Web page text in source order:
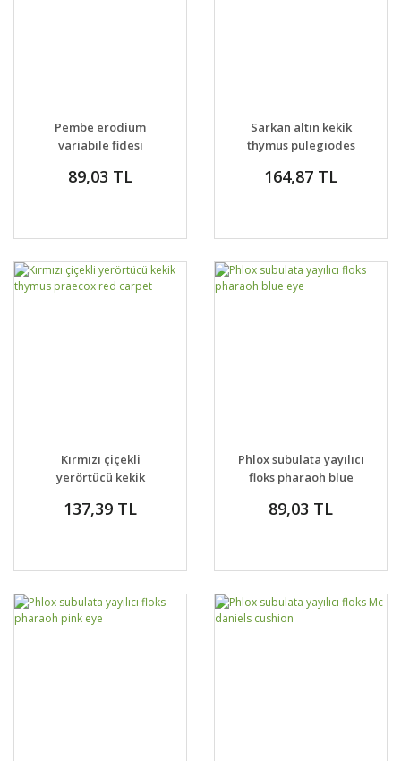
Pembe erodium
variabile fidesi
89,03 TL
Sarkan altın kekik
thymus pulegiodes
164,87 TL
Kırmızı çiçekli
yerörtücü kekik
carpet
137,39 TL
Phlox subulata yayılıcı
floks pharaoh blue
89,03 TL